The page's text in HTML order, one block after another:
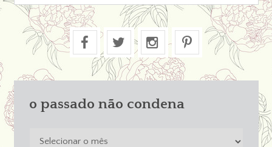
o passado não condena